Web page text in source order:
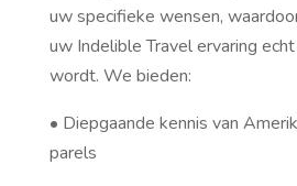
uw specifieke wensen,
uw Indelible Travel ervaring
wordt. We bieden:
• Diepgaande kennis van
parels